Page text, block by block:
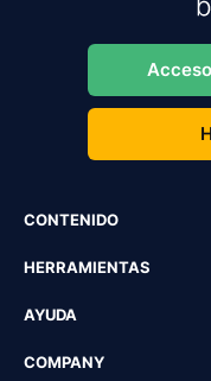
CONTENIDO
HERRAMIENTAS
AYUDA
COMPANY